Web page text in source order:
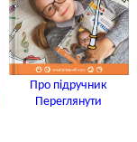
Про підручник
Переглянути